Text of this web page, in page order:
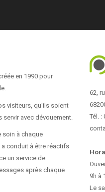
en 1990 pour
visiteurs, qu'ils soient
servir avec dévouement.
soin à chaque
conduit à être réactifs
un service de
après chaque
62,
Tél. :
9h à
Le